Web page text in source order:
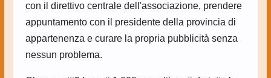
con il direttivo centrale dell'associazione, prendere
appuntamento con il presidente della provincia di
appartenenza e curare la propria pubblicità senza
nessun problema.